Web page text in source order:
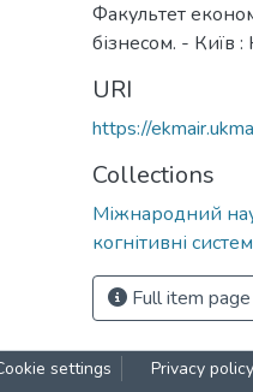
Факультет
бізнесом. -
URI
https://
Collections
Міжнародний
когнітивні
Full item page
settings Privacy policy